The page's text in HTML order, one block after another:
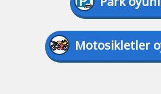
Motosikletler